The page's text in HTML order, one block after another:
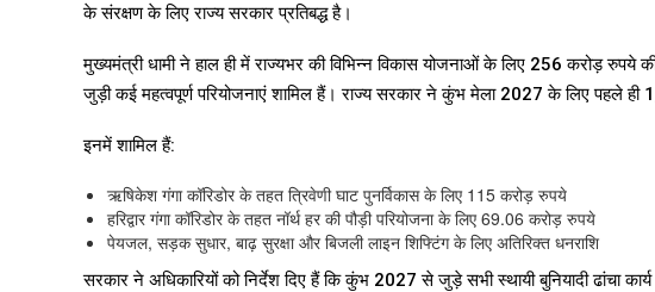
के संरक्षण के लिए राज्य सरकार प्रतिबद्ध है।
मुख्यमंत्री धामी ने हाल ही में राज्यभर की विभिन्न विकास योजनाओं के लिए 256 करोड़ रुपये
जुड़ी कई महत्वपूर्ण परियोजनाएं शामिल हैं। राज्य सरकार ने कुंभ मेला 2027 के लिए पहले ही
इनमें शामिल हैं:
ऋषिकेश गंगा कॉरिडोर के तहत त्रिवेणी घाट पुनर्विकास के लिए 115 करोड़ रुपये
हरिद्वार गंगा कॉरिडोर के तहत नॉर्थ हर की पौड़ी परियोजना के लिए 69.06 करोड़ रुपये
पेयजल, सड़क सुधार, बाढ़ सुरक्षा और बिजली लाइन शिफ्टिंग के लिए अतिरिक्त धनराशि
सरकार ने अधिकारियों को निर्देश दिए हैं कि कुंभ 2027 से जुड़े सभी स्थायी बुनियादी ढांचा